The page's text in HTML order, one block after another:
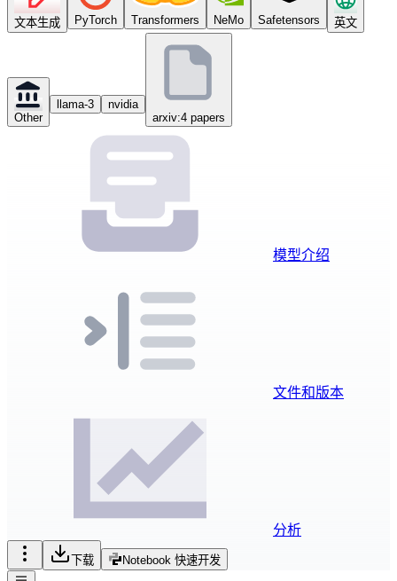
文本生成 PyTorch Transformers NeMo Safetensors 英文
Other
llama-3
nvidia
arxiv:4 papers
模型介绍
文件和版本
分析
下载 Notebook 快速开发